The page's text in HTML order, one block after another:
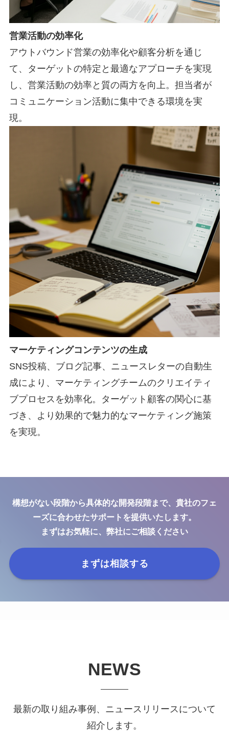
営業活動の効率化
アウトバウンド営業の効率化や顧客分析を通じ
て、ターゲットの特定と最適なアプローチを実現
し、営業活動の効率と質の両方を向上。担当者が
コミュニケーション活動に集中できる環境を実
現。
マーケティングコンテンツの生成
SNS投稿、ブログ記事、ニュースレターの自動生
成により、マーケティングチームのクリエイティ
ブプロセスを効率化。ターゲット顧客の関心に基
づき、より効果的で魅力的なマーケティング施策
を実現。
構想がない段階から具体的な開発段階まで、貴社のフェ
ーズに合わせたサポートを提供いたします。
まずはお気軽に、弊社にご相談ください
まずは相談する
NEWS
最新の取り組み事例、ニュースリリースについて
紹介します。